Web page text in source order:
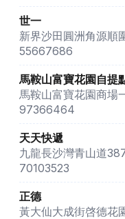
世一
新界沙田圓洲角源順
55667686
馬鞍山富寶花園自提
馬鞍山富寶花園商場
97366464
天天快遞
九龍長沙灣青山道
70103523
正德
黃大仙大成街啓德花